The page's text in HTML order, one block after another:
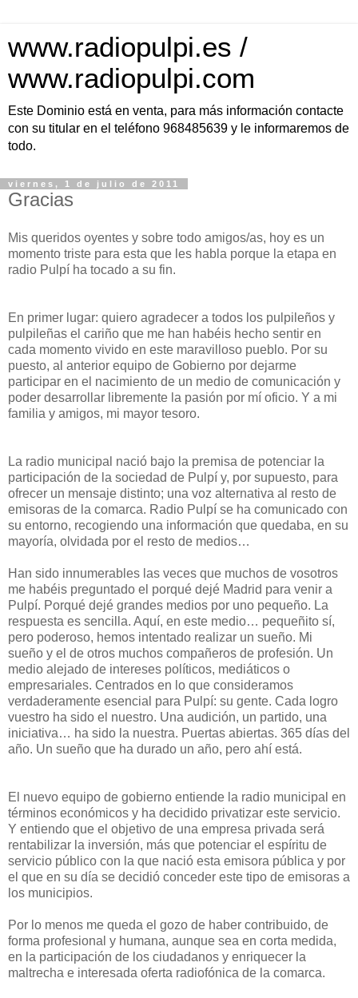
www.radiopulpi.es /
www.radiopulpi.com
Este Dominio está en venta, para más información contacte
con su titular en el teléfono 968485639 y le informaremos de
todo.
viernes, 1 de julio de 2011
Gracias
Mis queridos oyentes y sobre todo amigos/as, hoy es un
momento triste para esta que les habla porque la etapa en
radio Pulpí ha tocado a su fin.
En primer lugar: quiero agradecer a todos los pulpileños y
pulpileñas el cariño que me han habéis hecho sentir en
cada momento vivido en este maravilloso pueblo. Por su
puesto, al anterior equipo de Gobierno por dejarme
participar en el nacimiento de un medio de comunicación y
poder desarrollar libremente la pasión por mí oficio. Y a mi
familia y amigos, mi mayor tesoro.
La radio municipal nació bajo la premisa de potenciar la
participación de la sociedad de Pulpí y, por supuesto, para
ofrecer un mensaje distinto; una voz alternativa al resto de
emisoras de la comarca. Radio Pulpí se ha comunicado con
su entorno, recogiendo una información que quedaba, en su
mayoría, olvidada por el resto de medios…
Han sido innumerables las veces que muchos de vosotros
me habéis preguntado el porqué dejé Madrid para venir a
Pulpí. Porqué dejé grandes medios por uno pequeño. La
respuesta es sencilla. Aquí, en este medio… pequeñito sí,
pero poderoso, hemos intentado realizar un sueño. Mi
sueño y el de otros muchos compañeros de profesión. Un
medio alejado de intereses políticos, mediáticos o
empresariales. Centrados en lo que consideramos
verdaderamente esencial para Pulpí: su gente. Cada logro
vuestro ha sido el nuestro. Una audición, un partido, una
iniciativa… ha sido la nuestra. Puertas abiertas. 365 días del
año. Un sueño que ha durado un año, pero ahí está.
El nuevo equipo de gobierno entiende la radio municipal en
términos económicos y ha decidido privatizar este servicio.
Y entiendo que el objetivo de una empresa privada será
rentabilizar la inversión, más que potenciar el espíritu de
servicio público con la que nació esta emisora pública y por
el que en su día se decidió conceder este tipo de emisoras a
los municipios.
Por lo menos me queda el gozo de haber contribuido, de
forma profesional y humana, aunque sea en corta medida,
en la participación de los ciudadanos y enriquecer la
maltrecha e interesada oferta radiofónica de la comarca.